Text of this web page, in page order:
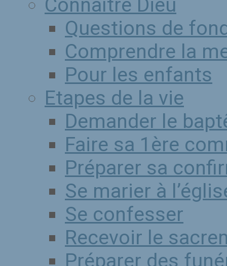
Connaître Dieu
Questions de
Comprendre la
Pour les enfants
Etapes de la vie
Demander le
Faire sa 1ère
Préparer sa
Se marier à
Se confesser
Recevoir le
Préparer des